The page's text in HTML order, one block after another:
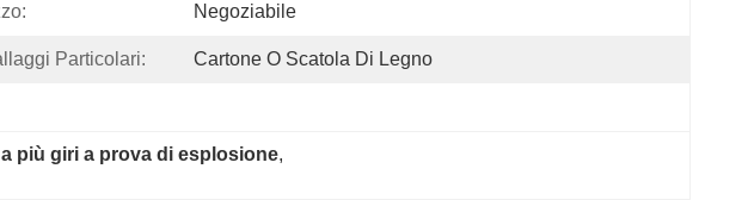
Negoziabile
Particolari: Cartone O Scatola Di Legno
più giri a prova di esplosione,